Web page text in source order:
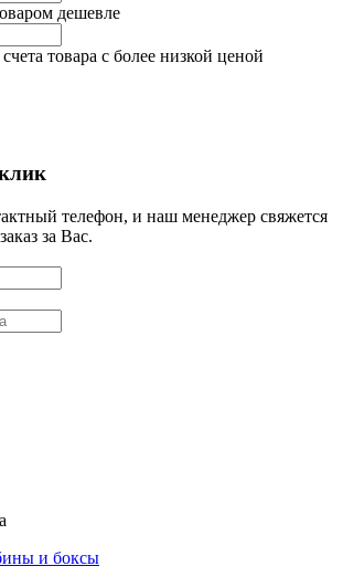
дешевле
товара с более низкой ценой
телефон, и наш менеджер свяжется
за Вас.
и боксы